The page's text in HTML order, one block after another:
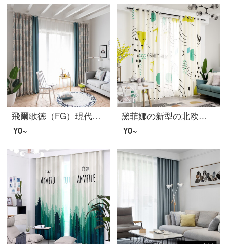
飛爾歌徳（FG）現代簡約水杉印模様の遮光カーテンリビングルームの書斎バルコニーの床にあるカーテンのカーテンをカスタマイズしてカーテンをつなぎ合わせます。幅3 m*高さ2.7 m-フック式の一枚です。
¥0~
黛菲娜の新型の北欧カーテンの完成品は現代簡単に遮光します。リビングルームの床にはカーテンがあります。9866-半遮光布-打孔完成品の幅は1.9*2.7メートル*1枚です。
¥0~